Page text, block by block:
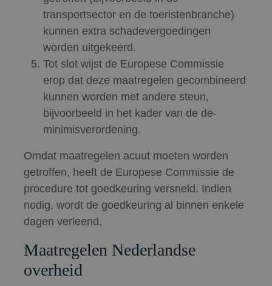
transportsector en de toeristenbranche)
kunnen extra schadevergoedingen
worden uitgekeerd.
Tot slot wijst de Europese Commissie
erop dat deze maatregelen gecombineerd
kunnen worden met andere steun,
bijvoorbeeld in het kader van de de-
minimisverordening.
Omdat maatregelen acuut moeten worden
getroffen, heeft de Europese Commissie de
procedure tot goedkeuring versneld. Indien
nodig, wordt de goedkeuring al binnen enkele
dagen verleend.
Maatregelen Nederlandse
overheid